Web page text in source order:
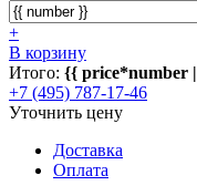
+
В корзину
Итого: {{ price*number
+7 (495) 787-17-46
Уточнить цену
Доставка
Оплата